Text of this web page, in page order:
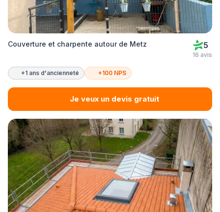
Couverture et charpente autour de Metz 5
16 avis
+1 ans d'ancienneté +100 NPS
Je veux un devis gratuit